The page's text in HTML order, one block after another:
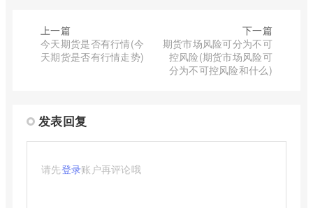
上一篇
今天期货是否有行情(今
天期货是否有行情走势)
下一篇
期货市场风险可分为不可
控风险(期货市场风险可
分为不可控风险和什么)
发表回复
请先登录账户再评论哦